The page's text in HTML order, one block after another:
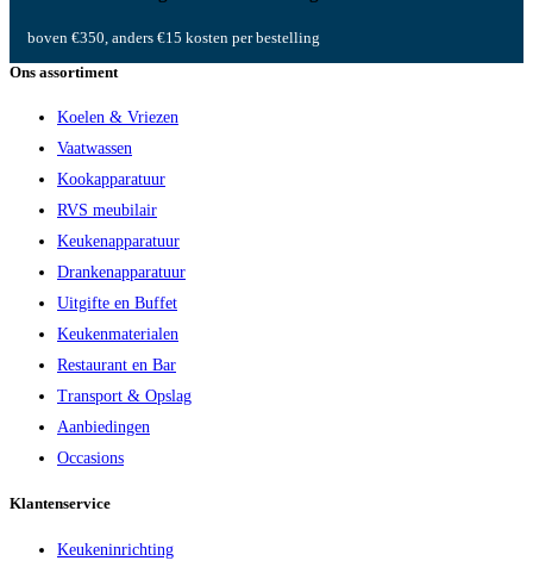
boven €350, anders €15 kosten per bestelling
Ons assortiment
Koelen & Vriezen
Vaatwassen
Kookapparatuur
RVS meubilair
Keukenapparatuur
Drankenapparatuur
Uitgifte en Buffet
Keukenmaterialen
Restaurant en Bar
Transport & Opslag
Aanbiedingen
Occasions
Klantenservice
Keukeninrichting